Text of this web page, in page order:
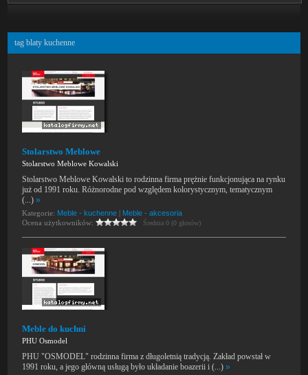
tag blaty kuchenne
Stolarstwo Meblowe
Stolarstwo Meblowe Kowalski
Stolarstwo Meblowe Kowalski to rodzinna firma prężnie funkcjonująca na rynku
już od 1991 roku. Różnorodne pod względem kolorystycznym, tematycznym
(...)»
Kategorie: Meble - kuchenne | Meble - akcesoria
Ocena użytkowników:
Średnia 0 (0 głosów)
Meble do kuchni
PHU Osmodel
PHU "OSMODEL" rodzinna firma z długoletnią tradycją. Zakład powstał w
1991 roku, a jego główną usługą było układanie boazerii i (...)»